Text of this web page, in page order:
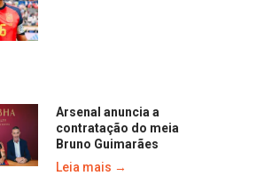
Arsenal anuncia a
contratação do meia
Bruno Guimarães
Leia mais →